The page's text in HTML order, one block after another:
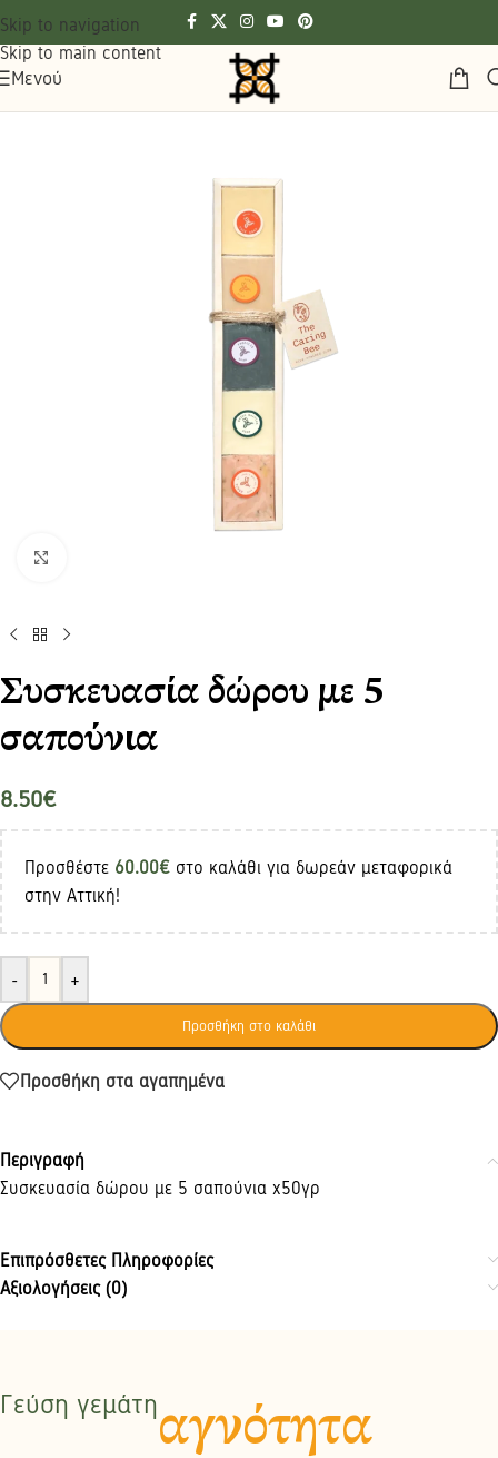
Skip to navigation
Skip to main content
Μενού
Συσκευασία δώρου με 5
σαπούνια
8.50€
Προσθέστε 60.00€ στο καλάθι για δωρεάν μεταφορικά
στην Αττική!
- +
Προσθήκη στο καλάθι
Προσθήκη στα αγαπημένα
Περιγραφή
Συσκευασία δώρου με 5 σαπούνια x50γρ
Επιπρόσθετες Πληροφορίες
Αξιολογήσεις (0)
Γεύση γεμάτηαγνότητα